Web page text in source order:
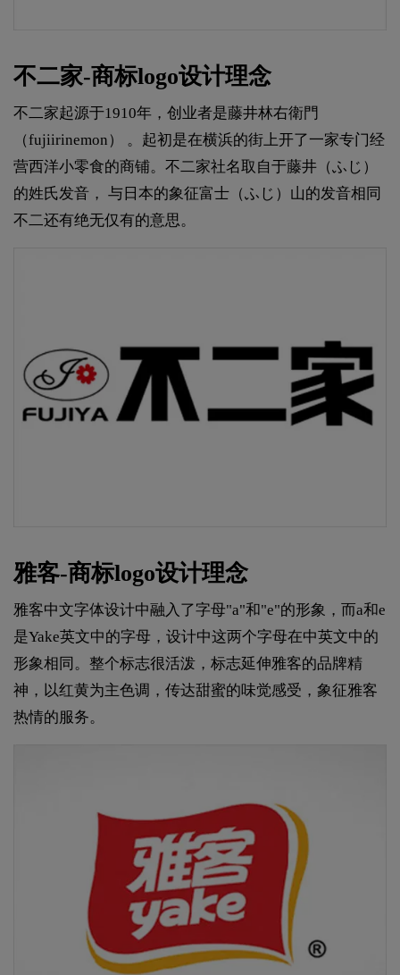
不二家-商标logo设计理念
不二家起源于1910年，创业者是藤井林右衛門
（fujiirinemon） 。起初是在横浜的街上开了一家专门经
营西洋小零食的商铺。不二家社名取自于藤井（ふじ）
的姓氏发音， 与日本的象征富士（ふじ）山的发音相同
不二还有绝无仅有的意思。
雅客-商标logo设计理念
雅客中文字体设计中融入了字母"a"和"e"的形象，而a和e
是Yake英文中的字母，设计中这两个字母在中英文中的
形象相同。整个标志很活泼，标志延伸雅客的品牌精
神，以红黄为主色调，传达甜蜜的味觉感受，象征雅客
热情的服务。